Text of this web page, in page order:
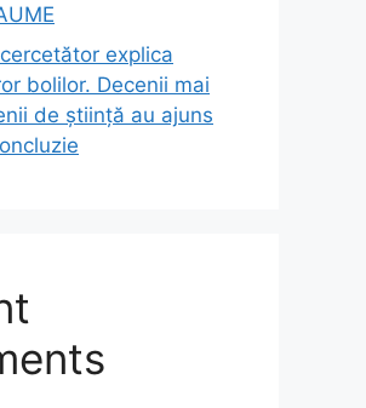
explica
bolilor. Decenii mai
de știință au ajuns